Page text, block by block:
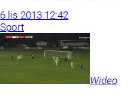
6 lis 2013 12:42
Sport
Wideo